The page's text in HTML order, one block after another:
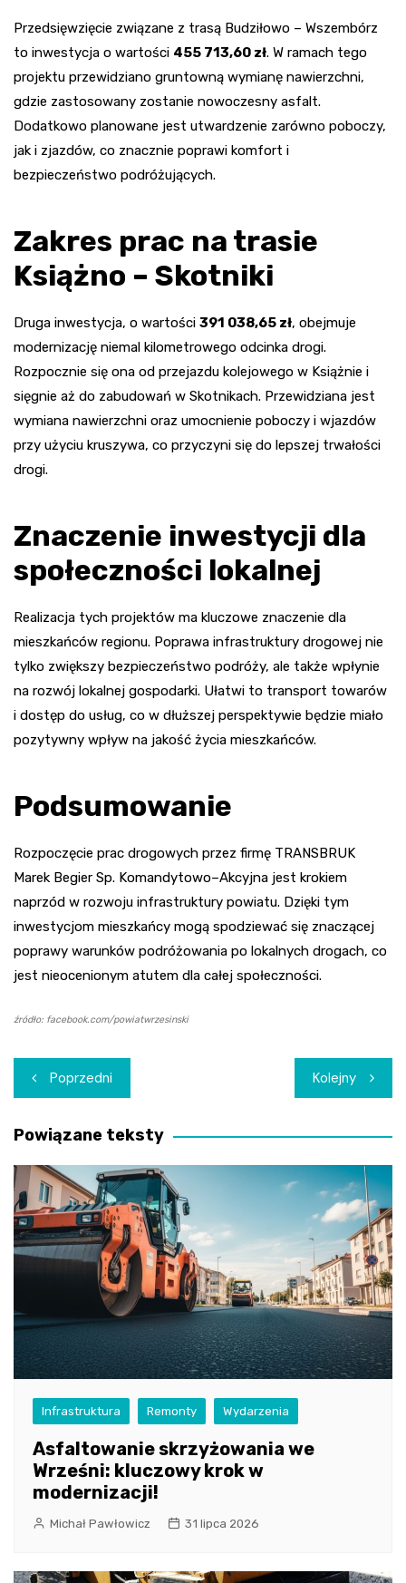
Przedsięwzięcie związane z trasą Budziłowo – Wszembórz
to inwestycja o wartości 455 713,60 zł. W ramach tego
projektu przewidziano gruntowną wymianę nawierzchni,
gdzie zastosowany zostanie nowoczesny asfalt.
Dodatkowo planowane jest utwardzenie zarówno poboczy,
jak i zjazdów, co znacznie poprawi komfort i
bezpieczeństwo podróżujących.
Zakres prac na trasie
Książno – Skotniki
Druga inwestycja, o wartości 391 038,65 zł, obejmuje
modernizację niemal kilometrowego odcinka drogi.
Rozpocznie się ona od przejazdu kolejowego w Książnie i
sięgnie aż do zabudowań w Skotnikach. Przewidziana jest
wymiana nawierzchni oraz umocnienie poboczy i wjazdów
przy użyciu kruszywa, co przyczyni się do lepszej trwałości
drogi.
Znaczenie inwestycji dla
społeczności lokalnej
Realizacja tych projektów ma kluczowe znaczenie dla
mieszkańców regionu. Poprawa infrastruktury drogowej nie
tylko zwiększy bezpieczeństwo podróży, ale także wpłynie
na rozwój lokalnej gospodarki. Ułatwi to transport towarów
i dostęp do usług, co w dłuższej perspektywie będzie miało
pozytywny wpływ na jakość życia mieszkańców.
Podsumowanie
Rozpoczęcie prac drogowych przez firmę TRANSBRUK
Marek Begier Sp. Komandytowo–Akcyjna jest krokiem
naprzód w rozwoju infrastruktury powiatu. Dzięki tym
inwestycjom mieszkańcy mogą spodziewać się znaczącej
poprawy warunków podróżowania po lokalnych drogach, co
jest nieocenionym atutem dla całej społeczności.
źródło: facebook.com/powiatwrzesinski
Nawigacja
wpisu
Poprzedni Kolejny
Powiązane teksty
Infrastruktura Remonty Wydarzenia
Asfaltowanie skrzyżowania we
Wrześni: kluczowy krok w
modernizacji!
Michał Pawłowicz 31 lipca 2026